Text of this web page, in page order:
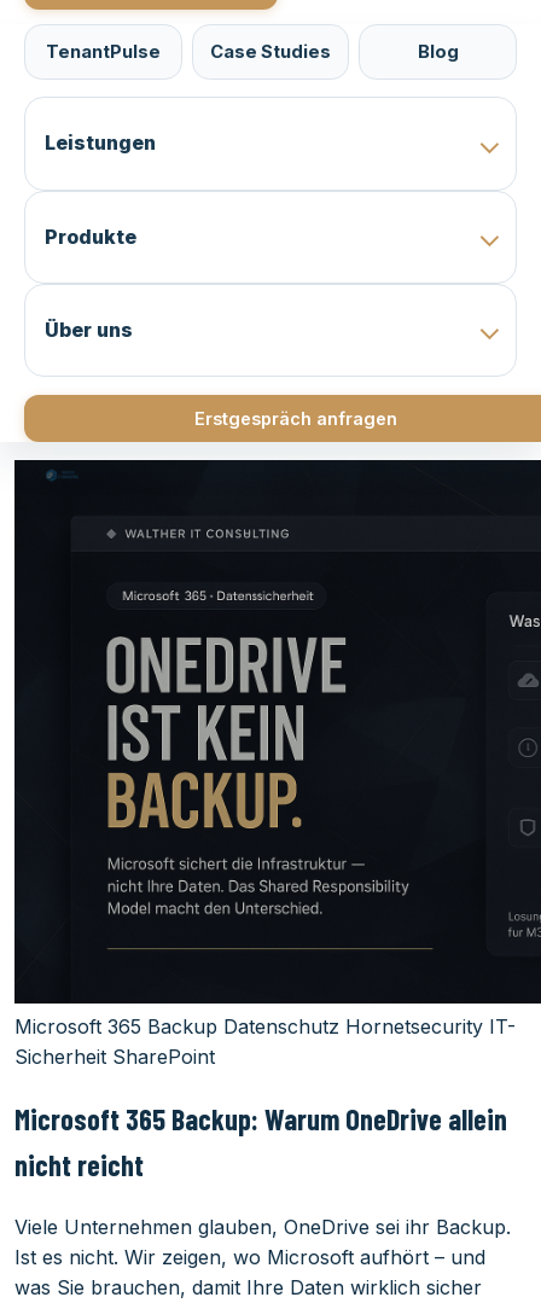
TenantPulse Case Studies Blog
Leistungen
Produkte
Über uns
Erstgespräch anfragen
Microsoft 365 Backup Datenschutz Hornetsecurity IT-
Sicherheit SharePoint
Microsoft 365 Backup: Warum OneDrive allein
nicht reicht
Viele Unternehmen glauben, OneDrive sei ihr Backup.
Ist es nicht. Wir zeigen, wo Microsoft aufhört – und
was Sie brauchen, damit Ihre Daten wirklich sicher